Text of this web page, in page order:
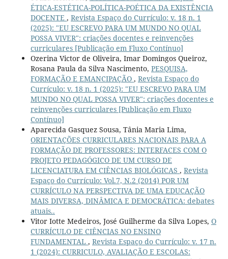
ÉTICA-ESTÉTICA-POLÍTICA-POÉTICA DA EXISTÊNCIA
DOCENTE , Revista Espaço do Currículo: v. 18 n. 1
(2025): "EU ESCREVO PARA UM MUNDO NO QUAL
POSSA VIVER": criações docentes e reinvenções
curriculares [Publicação em Fluxo Contínuo]
Ozerina Victor de Oliveira, Imar Domingos Queiroz,
Rosana Paula da Silva Nascimento, PESQUISA,
FORMAÇÃO E EMANCIPAÇÃO , Revista Espaço do
Currículo: v. 18 n. 1 (2025): "EU ESCREVO PARA UM
MUNDO NO QUAL POSSA VIVER": criações docentes e
reinvenções curriculares [Publicação em Fluxo
Contínuo]
Aparecida Gasquez Sousa, Tânia Maria Lima,
ORIENTAÇÕES CURRICULARES NACIONAIS PARA A
FORMAÇÃO DE PROFESSORES: INTERFACES COM O
PROJETO PEDAGÓGICO DE UM CURSO DE
LICENCIATURA EM CIÊNCIAS BIOLÓGICAS , Revista
Espaço do Currículo: Vol.7, N.2 (2014) POR UM
CURRÍCULO NA PERSPECTIVA DE UMA EDUCAÇÃO
MAIS DIVERSA, DINÂMICA E DEMOCRÁTICA: debates
atuais..
Vitor Iotte Medeiros, José Guilherme da Silva Lopes, O
CURRÍCULO DE CIÊNCIAS NO ENSINO
FUNDAMENTAL , Revista Espaço do Currículo: v. 17 n.
1 (2024): CURRICULO, AVALIAÇÃO E ESCOLAS: